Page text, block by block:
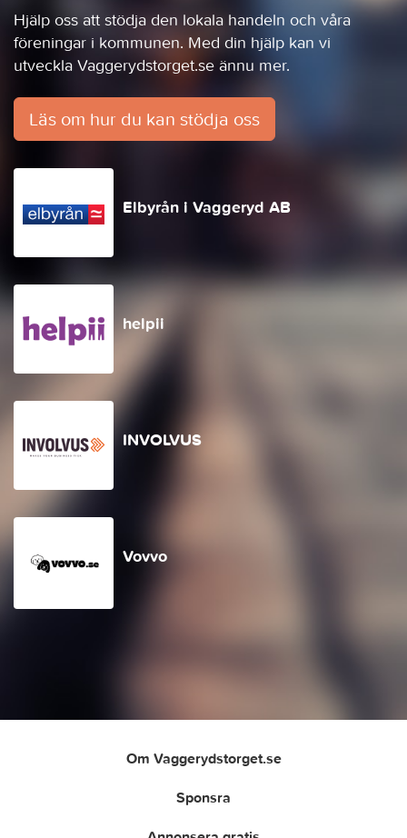
Hjälp oss att stödja den lokala handeln och våra
föreningar i kommunen. Med din hjälp kan vi
utveckla Vaggerydstorget.se ännu mer.
Läs om hur du kan stödja oss
Elbyrån i Vaggeryd AB
helpii
INVOLVUS
Vovvo
Om Vaggerydstorget.se
Sponsra